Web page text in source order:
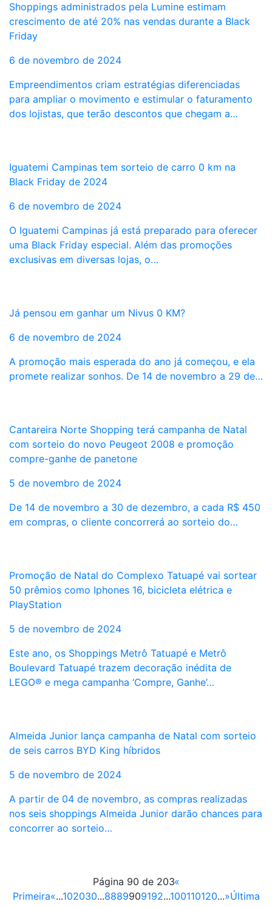
Shoppings administrados pela Lumine estimam
crescimento de até 20% nas vendas durante a Black
Friday
6 de novembro de 2024
Empreendimentos criam estratégias diferenciadas
para ampliar o movimento e estimular o faturamento
dos lojistas, que terão descontos que chegam a…
Iguatemi Campinas tem sorteio de carro 0 km na
Black Friday de 2024
6 de novembro de 2024
O Iguatemi Campinas já está preparado para oferecer
uma Black Friday especial. Além das promoções
exclusivas em diversas lojas, o…
Já pensou em ganhar um Nivus 0 KM?
6 de novembro de 2024
A promoção mais esperada do ano já começou, e ela
promete realizar sonhos. De 14 de novembro a 29 de…
Cantareira Norte Shopping terá campanha de Natal
com sorteio do novo Peugeot 2008 e promoção
compre-ganhe de panetone
5 de novembro de 2024
De 14 de novembro a 30 de dezembro, a cada R$ 450
em compras, o cliente concorrerá ao sorteio do…
Promoção de Natal do Complexo Tatuapé vai sortear
50 prêmios como Iphones 16, bicicleta elétrica e
PlayStation
5 de novembro de 2024
Este ano, os Shoppings Metrô Tatuapé e Metrô
Boulevard Tatuapé trazem decoração inédita de
LEGO® e mega campanha ‘Compre, Ganhe’…
Almeida Junior lança campanha de Natal com sorteio
de seis carros BYD King híbridos
5 de novembro de 2024
A partir de 04 de novembro, as compras realizadas
nos seis shoppings Almeida Junior darão chances para
concorrer ao sorteio…
Página 90 de 203«
Primeira«...102030...8889909192...100110120...»Última